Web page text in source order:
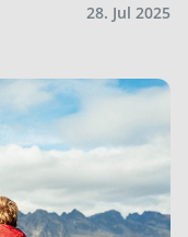
28. Jul 2025